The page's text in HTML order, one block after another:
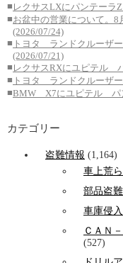
■ レクサスLXにパンテーラ
■お盆中の営業について。8
(2026/07/24)
■ トヨタ ランドクルーザー
(2026/07/21)
■ レクサスRXにユピテル
■ トヨタ ランドクルーザ
■BMW X7にユピテル パ
カテゴリー
盗難情報 (1,164)
車上荒
部品盗難
車庫侵入
ＣＡＮ
(527)